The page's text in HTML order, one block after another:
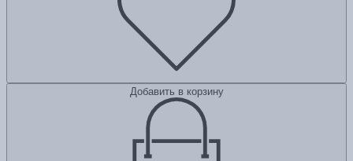
Добавить в корзину